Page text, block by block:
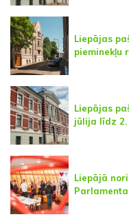
Liepājas
pieminekļu
Liepājas
jūlija līdz
Liepājā